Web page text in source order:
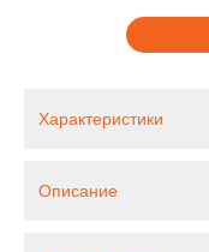
Характеристики
Описание